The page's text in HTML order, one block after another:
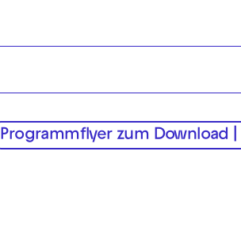
Programmflyer zum Download |